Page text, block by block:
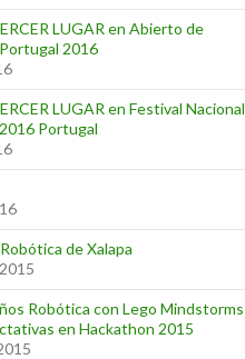
LUGAR en Abierto de
2016
LUGAR en Festival Nacional
Portugal
de Xalapa
Robótica con Lego Mindstorms
en Hackathon 2015